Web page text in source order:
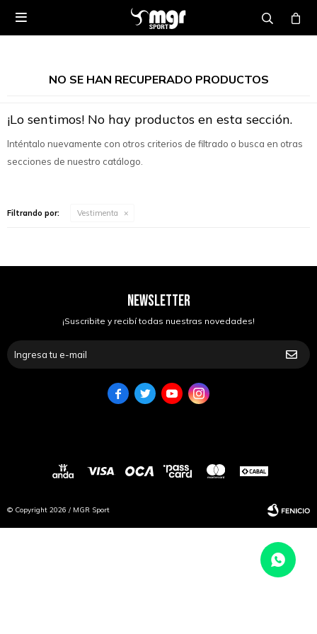

NO SE HAN RECUPERADO PRODUCTOS
¡Lo sentimos! No hay productos en esta sección.
Inténtalo nuevamente con otros criterios de filtrado o busca en otras
secciones de nuestro catálogo.
Filtrando por: Vestimenta
NEWSLETTER
¡Suscribite y recibí todas nuestras novedades!
   
© Copyright 2026 / MGR Sport